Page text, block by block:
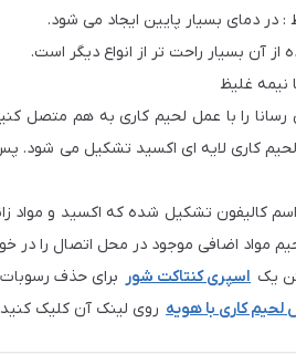
در دمای بسیار پایین ایجاد می شود.
از آن بسیار راحت تر از انواع دیگر است.
نیمه غلیظ
را با عمل لحیم کاری به هم متصل
کاری لایه ای اکسید تشکیل می شود.
کالیفون تشکیل شده که اکسید و
لحیم مواد اضافی موجود در محل اتصال را
یک اسپری کنتاکت شور برای حذف
لحیم کاری با هویه روی لینک آن کلیک